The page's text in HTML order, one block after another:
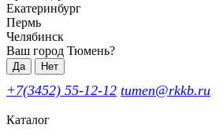
Екатеринбург
Пермь
Челябинск
Ваш город Тюмень?
Да Нет
+7(3452) 55-12-12 tumen@rkkb.ru
Каталог